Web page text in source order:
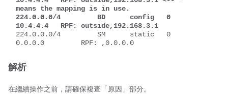
means the mapping is in use.
224.0.0.0/4         BD      config   0
10.4.4.4   RPF: outside,192.168.3.1
224.0.0.0/4         SM      static   0
0.0.0.0         RPF: ,0.0.0.0
解析
在繼續操作之前，請確保複查「原因」部分。